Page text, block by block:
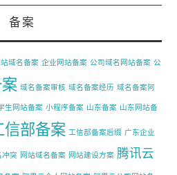
备案
域名备案 企业网站备案 公司域名网站备案 公
域名备案审核 域名备案经历 域名备案阿
生网站备案 小程序备案 山东备案 山东网站备
信部备案 工信部备案后缀 广东企业
冲突 网站域名备案 网站建设方案 腾讯云